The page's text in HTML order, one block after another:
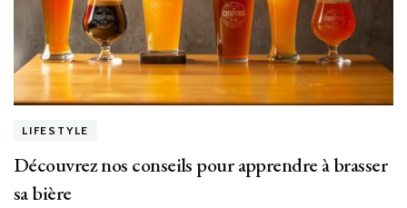
LIFESTYLE
Découvrez nos conseils pour apprendre à brasser
sa bière